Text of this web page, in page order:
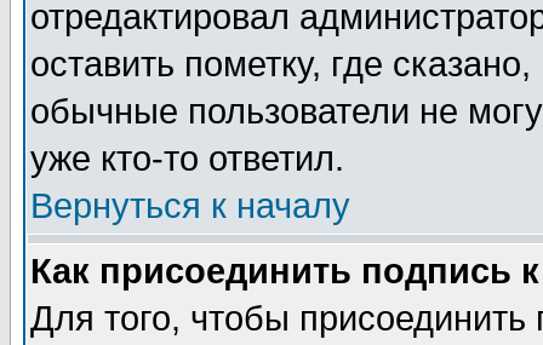
отредактировал
оставить пометку, где
обычные пользователи не
уже кто-то ответил.
Вернуться к началу
Как присоединить подпись
Для того, чтобы